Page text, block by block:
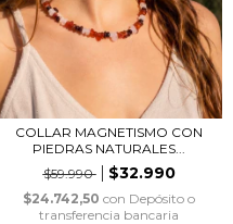
COLLAR MAGNETISMO CON
PIEDRAS NATURALES...
$59.990
$32.990
$24.742,50 con Depósito o
transferencia bancaria